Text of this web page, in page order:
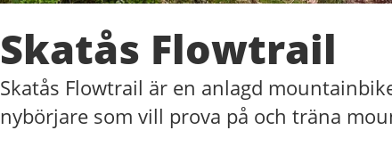
Skatås Flowtrail
Skatås Flowtrail är en anlagd
nybörjare som vill prova på och träna